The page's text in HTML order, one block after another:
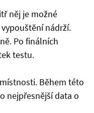
něj je možné
nádrží.
Po finálních
testu.
Během této
nejpřesnější data o